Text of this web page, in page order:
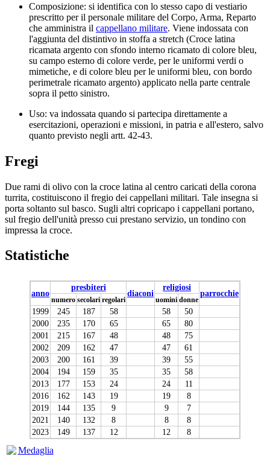
Composizione: si identifica con lo stesso capo di vestiario
prescritto per il personale militare del Corpo, Arma, Reparto
che amministra il cappellano militare. Viene indossata con
l'aggiunta del distintivo in stoffa a stretch (Croce latina
ricamata argento con sfondo interno ricamato di colore bleu,
su campo esterno di colore verde, per le uniformi verdi o
mimetiche, e di colore bleu per le uniformi bleu, con bordo
perimetrale ricamato argento) applicato nella parte centrale
sopra il petto sinistro.
Uso: va indossata quando si partecipa direttamente a
esercitazioni, operazioni e missioni, in patria e all'estero, salvo
quanto previsto negli artt. 42-43.
Fregi
Due rami di olivo con la croce latina al centro caricati della corona
turrita, costituiscono il fregio dei cappellani militari. Tale insegna si
porta soltanto sul basco. Sugli altri copricapo i cappellani portano,
sul fregio dell'unità presso cui prestano servizio, un tondino con
impressa la croce.
Statistiche
anno
presbiteri
diaconi
religiosi
parrocchie
numero secolari regolari uomini donne
1999 245 187 58 58
50
2000
235 170 65 65
80
2001
215 167 48 48
75
2002
209 162 47 47
61
2003
200 161 39 39
55
2004
194 159 35 35
58
2013
177 153 24 24
11
2016
162 143 19 19
8
2019
144 135 9 9
7
2021
140 132 8 8
8
2023
149 137 12 12 8